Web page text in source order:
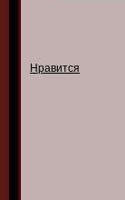
Нравится